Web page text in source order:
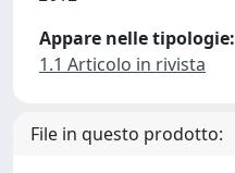
Appare nelle tipologie:
1.1 Articolo in rivista
File in questo prodotto: